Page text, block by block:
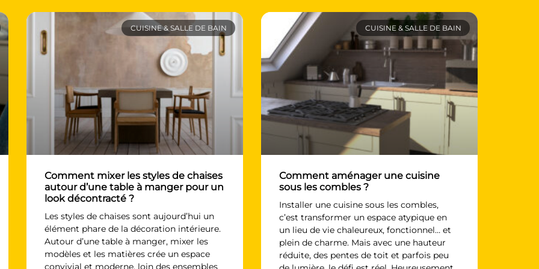
projet.
Venez découvrir notre
showroom à Montgermont
(Rennes Nord) et laissez-vous
inspirer par nos nombreuses
réalisations. AvecMobalpa
offrez-vous un intérieur à
votre image, où chaque
détail est pris en compte.
Rennes, vous bénéficiez d’un
savoir-faire reconnu et d’un
service client de qualité.
Venez visiter notre
showroom, à Saint-Grégoire,
pour découvrir nos
collections et trouver
l’inspiration pour votre futur
projet.
CUISINE & SALLE DE BAIN
Comment mixer les styles de chaises
autour d’une table à manger pour un
look décontracté ?
Les styles de chaises sont aujourd’hui un
élément phare de la décoration intérieure.
Autour d’une table à manger, mixer les
modèles et les matières crée un espace
convivial et moderne, loin des ensembles
CUISINE & SALLE DE BAIN
Comment aménager une cuisine
sous les combles ?
Installer une cuisine sous les combles,
c’est transformer un espace atypique en
un lieu de vie chaleureux, fonctionnel… et
plein de charme. Mais avec une hauteur
réduite, des pentes de toit et parfois peu